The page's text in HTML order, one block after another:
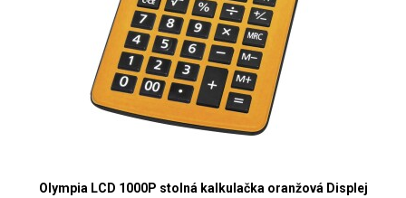
Olympia LCD 1000P stolná kalkulačka oranžová Displej